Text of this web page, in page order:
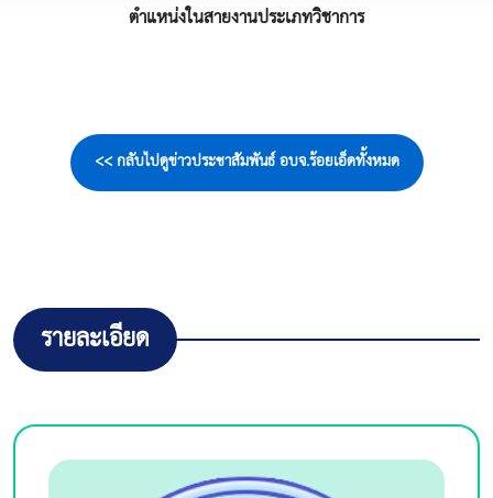
ตำแหน่งในสายงานประเภทวิชาการ
<< กลับไปดูข่าวประชาสัมพันธ์ อบจ.ร้อยเอ็ดทั้งหมด
รายละเอียด